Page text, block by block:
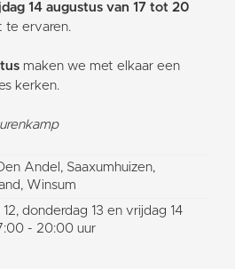
14 augustus van 17 tot 20
te ervaren.
maken we met elkaar een
kerken.
Andel, Saaxumhuizen,
Winsum
donderdag 13 en vrijdag 14
- 20:00 uur